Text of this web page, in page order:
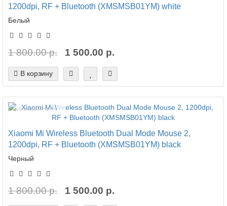
1200dpi, RF + Bluetooth (XMSMSB01YM) white
Белый
1 800.00 р. 1 500.00 р.
В корзину
Ваша скидка: -17%
Xiaomi Mi Wireless Bluetooth Dual Mode Mouse 2,
1200dpi, RF + Bluetooth (XMSMSB01YM) black
Черный
1 800.00 р. 1 500.00 р.